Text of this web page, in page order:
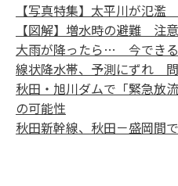
【写真特集】太平川が氾
【図解】増水時の避難 注
大雨が降ったら… 今でき
線状降水帯、予測にずれ
秋田・旭川ダムで「緊急放
の可能性
秋田新幹線、秋田－盛岡間